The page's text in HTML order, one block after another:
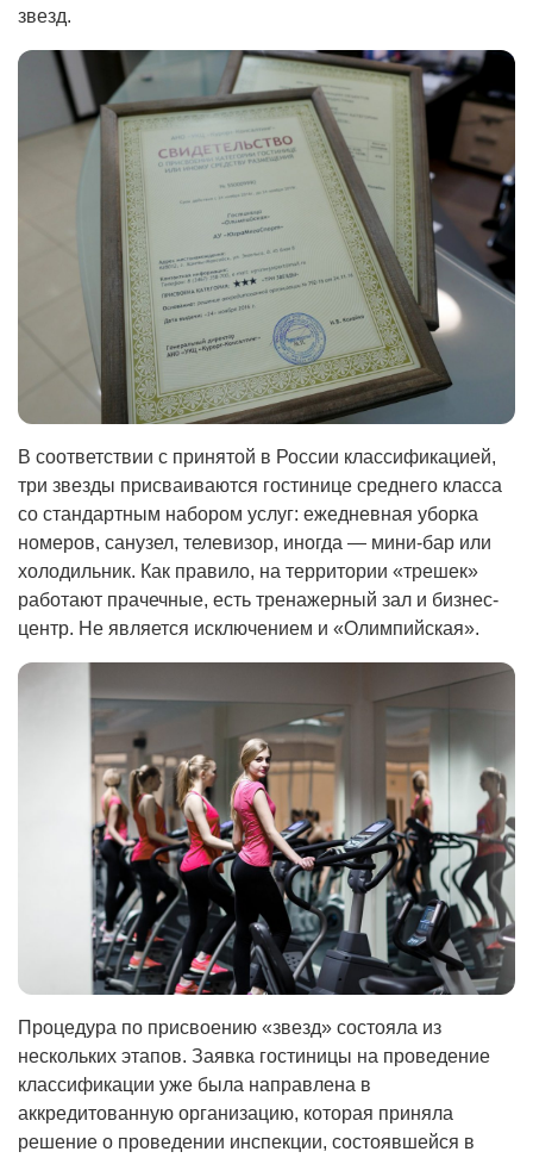
звезд.
В соответствии с принятой в России классификацией,
три звезды присваиваются гостинице среднего класса
со стандартным набором услуг: ежедневная уборка
номеров, санузел, телевизор, иногда — мини-бар или
холодильник. Как правило, на территории «трешек»
работают прачечные, есть тренажерный зал и бизнес-
центр. Не является исключением и «Олимпийская».
Процедура по присвоению «звезд» состояла из
нескольких этапов. Заявка гостиницы на проведение
классификации уже была направлена в
аккредитованную организацию, которая приняла
решение о проведении инспекции, состоявшейся в